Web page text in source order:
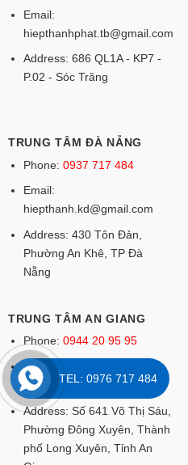
Email:
hiepthanhphat.tb@gmail.com
Address: 686 QL1A - KP7 -
P.02 - Sóc Trăng
TRUNG TÂM ĐÀ NẴNG
Phone: 0937 717 484
Email:
hiepthanh.kd@gmail.com
Address: 430 Tôn Đản,
Phường An Khê, TP Đà
Nẵng
TRUNG TÂM AN GIANG
Phone: 0944 20 95 95
Email:
hiepthanh.kq@gmail.com
Address: Số 641 Võ Thị Sáu,
Phường Đông Xuyên, Thành
phố Long Xuyên, Tỉnh An
TEL: 0976 717 484